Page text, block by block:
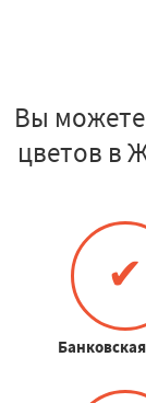
Вы
цветов в
✔